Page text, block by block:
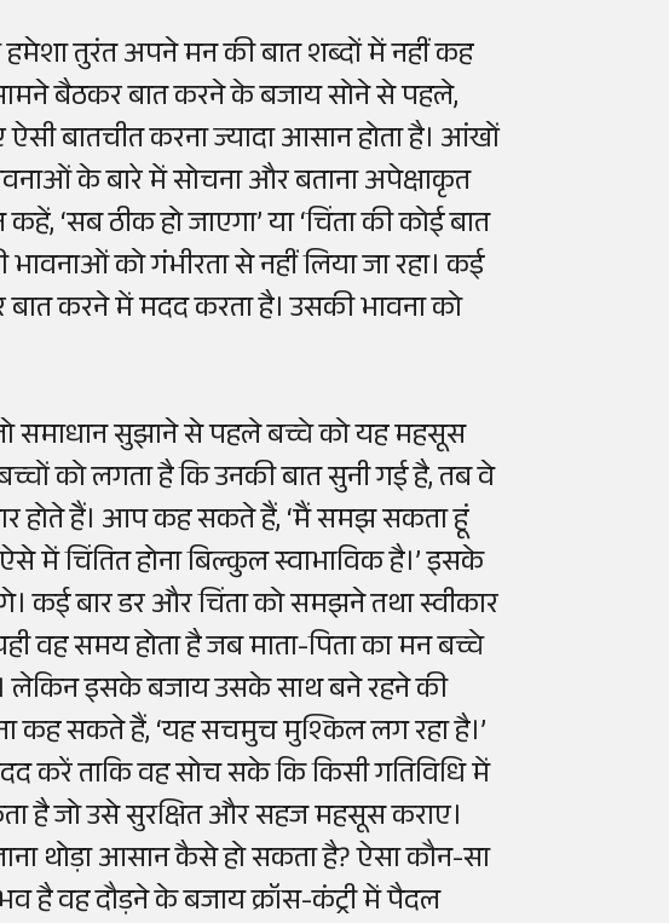
हमेशा तुरंत अपने मन की बात शब्दों में नहीं कह
बैठकर बात करने के बजाय सोने से पहले,
बातचीत करना ज्यादा आसान होता है। आंखों
के बारे में सोचना और बताना अपेक्षाकृत
‘सब ठीक हो जाएगा’ या ‘चिंता की कोई बात
को गंभीरता से नहीं लिया जा रहा। कई
करने में मदद करता है। उसकी भावना को
समाधान सुझाने से पहले बच्चे को यह महसूस
को लगता है कि उनकी बात सुनी गई है, तब वे
होते हैं। आप कह सकते हैं, ‘मैं समझ सकता हूं
में चिंतित होना बिल्कुल स्वाभाविक है।’ इसके
कई बार डर और चिंता को समझने तथा स्वीकार
वह समय होता है जब माता-पिता का मन बच्चे
लेकिन इसके बजाय उसके साथ बने रहने की
सकते हैं, ‘यह सचमुच मुश्किल लग रहा है।’
करें ताकि वह सोच सके कि किसी गतिविधि में
है जो उसे सुरक्षित और सहज महसूस कराए।
थोड़ा आसान कैसे हो सकता है? ऐसा कौन-सा
है वह दौड़ने के बजाय क्रॉस-कंट्री में पैदल